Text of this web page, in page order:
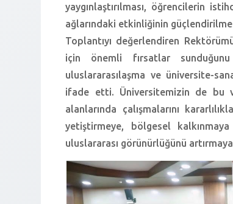
yaygınlaştırılması, öğrencilerin
ağlarındaki etkinliğinin
Toplantıyı değerlendiren
için önemli fırsatlar
uluslararasılaşma ve üniversite-
ifade etti. Üniversitemizin de bu
alanlarında çalışmalarını
yetiştirmeye, bölgesel
uluslararası görünürlüğünü